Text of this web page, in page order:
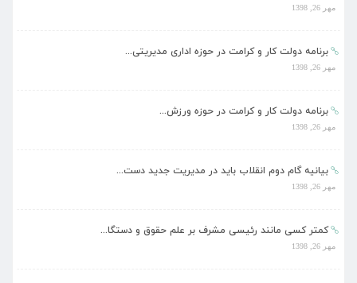
مهر 26, 1398
برنامه دولت کار و کرامت در حوزه اداری مدیریتی...
مهر 26, 1398
برنامه دولت کار و کرامت در حوزه ورزش...
مهر 26, 1398
بیانیه گام دوم انقلاب باید در مدیریت جدید دست...
مهر 26, 1398
کمتر کسی مانند رئیسی مشرف بر علم حقوق و دستگا...
مهر 26, 1398